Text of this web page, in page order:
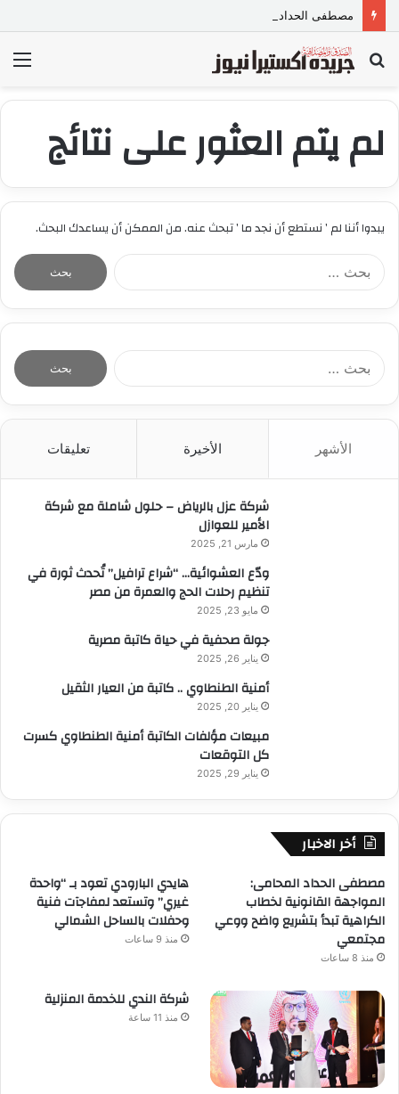
بحث
لم يتم العثور على نتائج
يبدوا أننا لم ’ نستطع أن نجد ما ’ تبحث عنه. من الممكن أن يساعدك البحث.
ن
الأشهر الأخيرة تعليقات
شركة عزل بالرياض – حلول شاملة مع شركة
الأمير للعوازل
مارس 21, 2025
ودّع العشوائية… “شراع ترافيل” تُحدث ثورة في
تنظيم رحلات الحج والعمرة من مصر
مايو 23, 2025
جولة صحفية في حياة كاتبة مصرية
يناير 26, 2025
أمنية الطنطاوي .. كاتبة من العيار الثقيل
يناير 20, 2025
مبيعات مؤلفات الكاتبة أمنية الطنطاوي كسرت
كل التوقعات
يناير 29, 2025
أخر الاخبار
مصطفى الحداد المحامى:
المواجهة القانونية لخطاب
الكراهية تبدأ بتشريع واضح ووعي
مجتمعي
منذ 8 ساعات
هايدي البارودي تعود بـ “واحدة
غيري” وتستعد لمفاجآت فنية
وحفلات بالساحل الشمالي
منذ 9 ساعات
شركة الندي للخدمة المنزلية
منذ 11 ساعة